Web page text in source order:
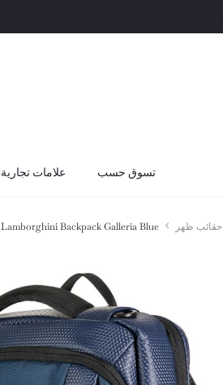
تسوق حسب علامات تجارية
حقائب ظهر Lamborghini Backpack Galleria Blue